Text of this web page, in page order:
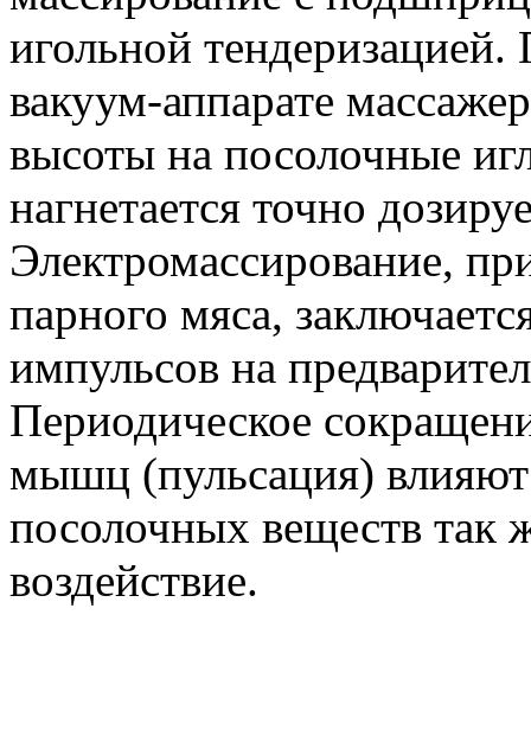
игольной
вакуум-аппарате
высоты на посолочные
нагнетается точно
Электромассирование,
парного мяса,
импульсов на
Периодическое
мышц (пульсация) влияют
посолочных веществ так
воздействие.